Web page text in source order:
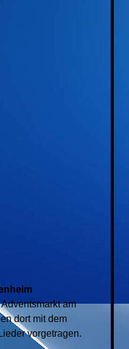
am
dort mit dem
vorgetragen.